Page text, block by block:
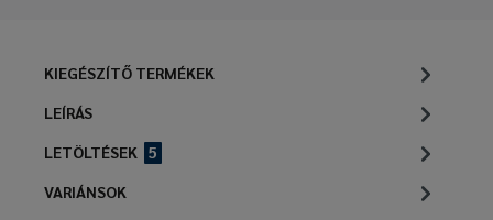
KIEGÉSZÍTŐ TERMÉKEK
LEÍRÁS
LETÖLTÉSEK
5
VARIÁNSOK